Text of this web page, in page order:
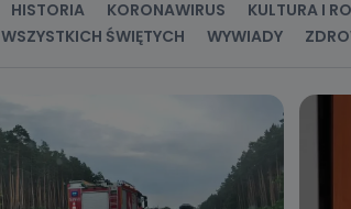
HISTORIA KORONAWIRUS KULTURA I
WSZYSTKICH ŚWIĘTYCH WYWIADY